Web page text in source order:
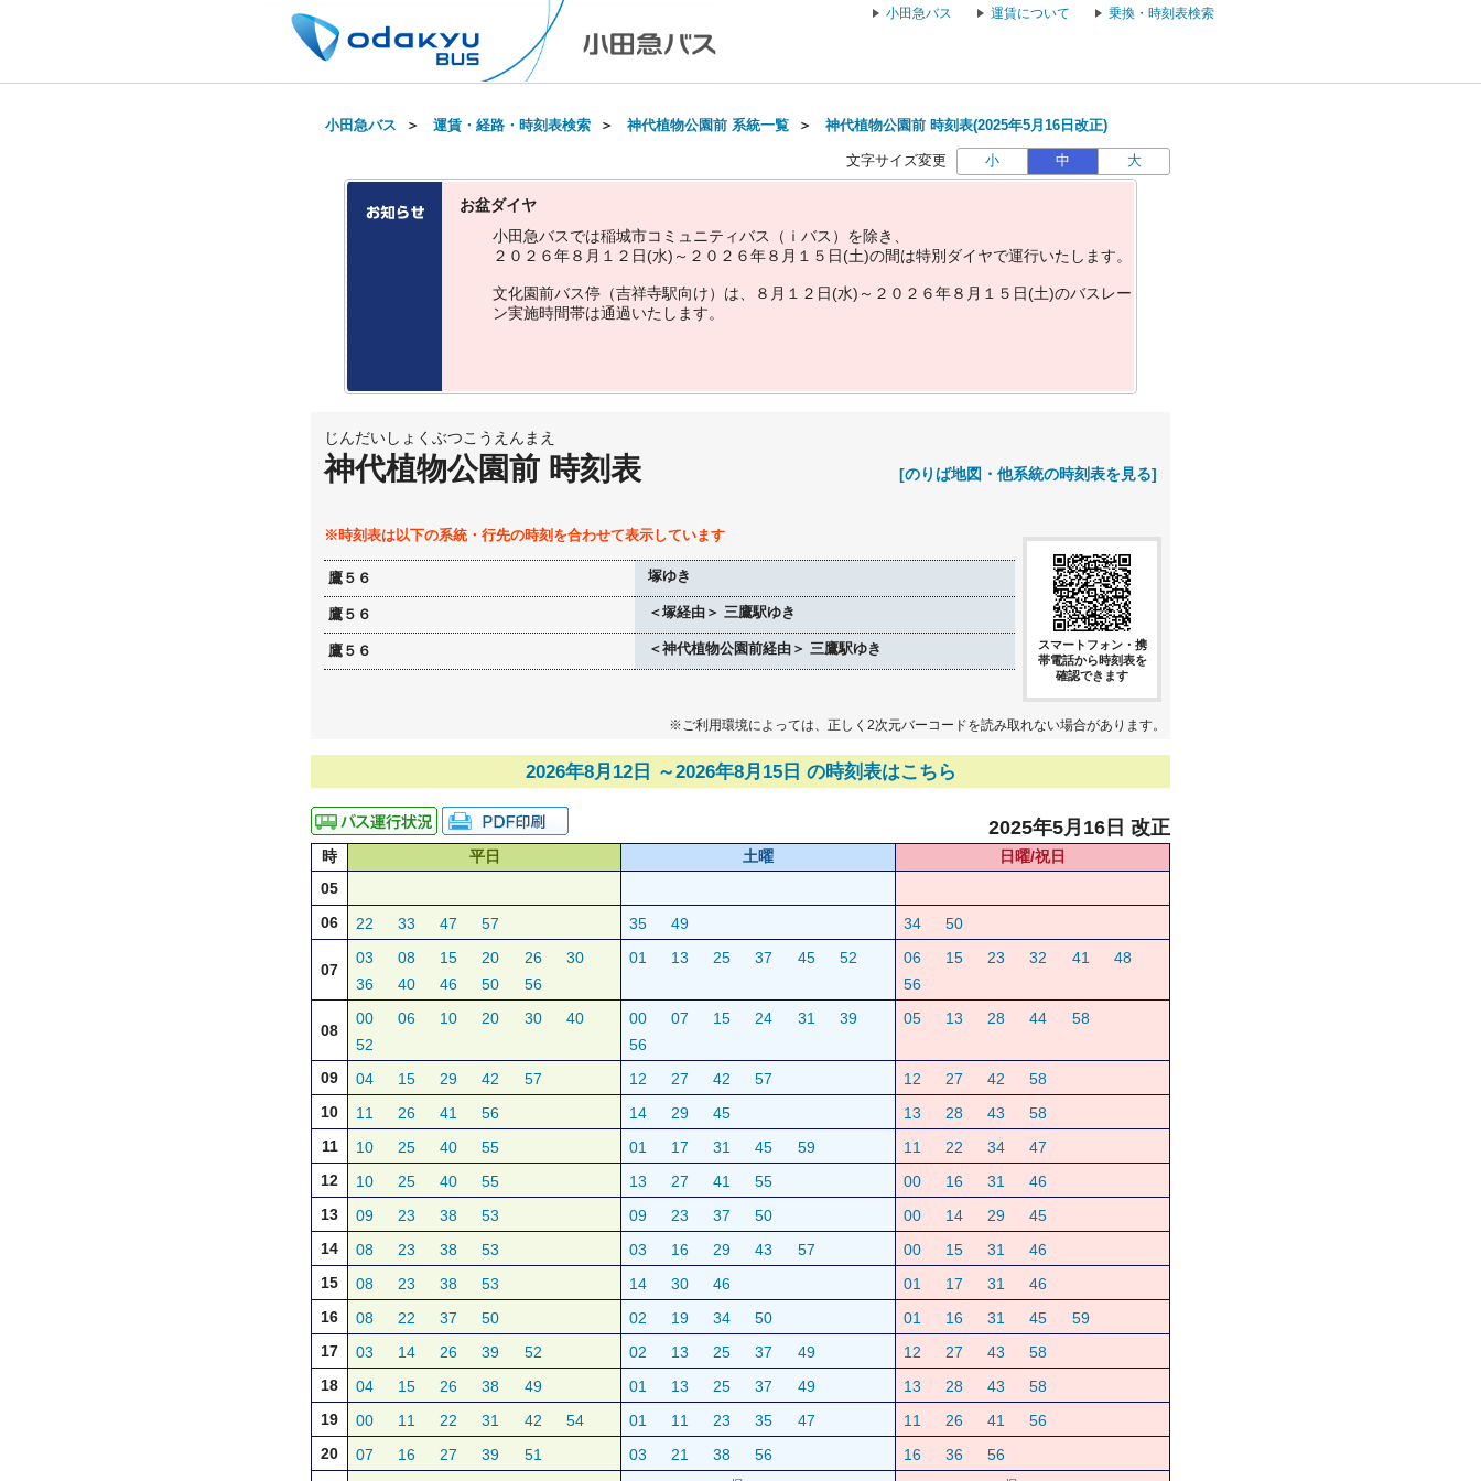
小田急バス 運賃について 乗換・時刻表検索
小田急バス ＞ 運賃・経路・時刻表検索 ＞ 神代植物公園前 系統一覧 ＞ 神代植物公園前 時刻表(2025年5月16日改正)
文字サイズ変更 小 中 大
お盆ダイヤ
小田急バスでは稲城市コ ミ ュ ニテ ィバス （ ｉ バス ） を除き
２ ０ ２ ６年８ 月 １ ２ 日(水) ～ ２ ０ ２ ６年８ 月 １ ５ 日(土)の間は特別 ダイヤで運行いた し ます。
文化園前バス停 （吉祥寺駅向け） は ８ 月 １ ２ 日(水) ～ ２ ０ ２ ６年８ 月 １ ５ 日(土)のバス レー
ン実施時間帯は通過いた し ます。
じんだいしょくぶつこうえんまえ
神代植物公園前 時刻表 [のりば地図・他系統の時刻表を見る]
※時刻表は以下の系統・行先の時刻を合わせて表示しています
鷹５６ 塚ゆき
鷹５６ ＜塚経由＞ 三鷹駅ゆき
鷹５６ ＜神代植物公園前経由＞ 三鷹駅ゆき
スマートフォン・携
帯電話から時刻表を
確認できます
※ご利用環境によっては、正しく2次元バーコードを読み取れない場合があります。
2026年8月12日 ～2026年8月15日 の時刻表はこちら
2025年5月16日 改正
時 平日 土曜
日曜/祝日
05
06
22 33 47 57 35 49 34 50
07
03 08 15 20 26
30
36
40 46 50 56
01 13 25 37 45 52 06 15 23 32 41
48
56
08
00 06 10 20 30
40
52
00 07 15 24 31
39
56
05 13 28 44 58
09 04 15 29 42 57 12 27 42 57 12 27 42
58
10
11 26 41 56 14 29 45 13 28 43
58
11
10 25 40 55 01 17 31 45 59 11 22 34
47
12
10 25 40 55 13 27 41 55 00 16 31
46
13
09 23 38 53 09 23 37 50 00 14 29
45
14
08 23 38 53 03 16 29 43 57 00 15 31
46
15
08 23 38 53 14 30 46 01 17 31
46
16
08 22 37 50 02 19 34 50 01 16 31 45
59
17
03 14 26 39 52 02 13 25 37 49 12 27 43
58
18
04 15 26 38 49 01 13 25 37 49 13 28 43
58
19
00 11 22 31 42 54 01 11 23 35 47 11 26 41
56
20
07 16 27 39 51 03 21 38 56 16 36
56